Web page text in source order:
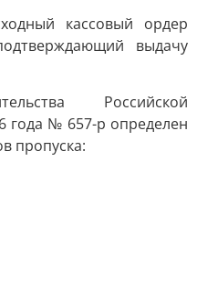
кассовый ордер
выдачу
Российской
года № 657-р определен
пропуска: